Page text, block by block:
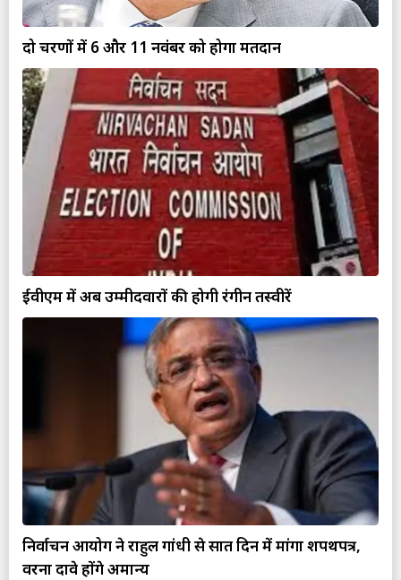
दो चरणों में 6 और 11 नवंबर को होगा मतदान
ईवीएम में अब उम्मीदवारों की होगी रंगीन तस्वीरें
निर्वाचन आयोग ने राहुल गांधी से सात दिन में मांगा शपथपत्र,
वरना दावे होंगे अमान्य